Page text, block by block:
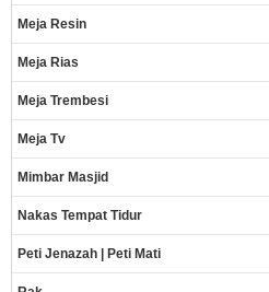
Meja Resin
Meja Rias
Meja Trembesi
Meja Tv
Mimbar Masjid
Nakas Tempat Tidur
Peti Jenazah | Peti Mati